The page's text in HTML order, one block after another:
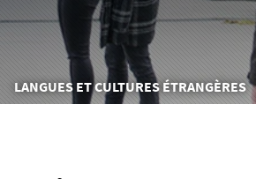
Vous
êtes
LANGUES ET CULTURES ÉTRANGÈRES